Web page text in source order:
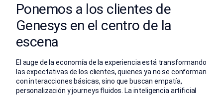
Ponemos a los clientes de
Genesys en el centro de la
escena
El auge de la economía de la experiencia está transformando
las expectativas de los clientes, quienes ya no se conforman
con interacciones básicas, sino que buscan empatía,
personalización y journeys fluidos. La inteligencia artificial